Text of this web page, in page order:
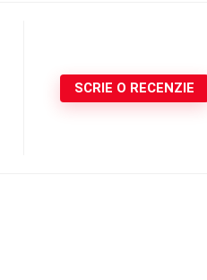
SCRIE O RECENZIE